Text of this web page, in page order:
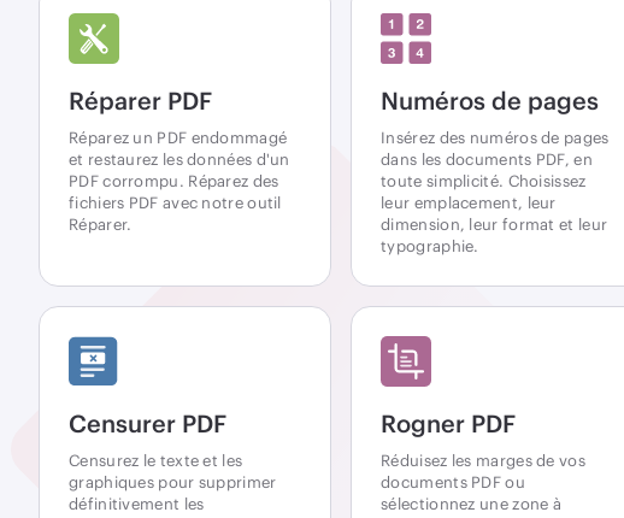
Réparer PDF
Réparez un PDF endommagé
et restaurez les données d'un
PDF corrompu. Réparez des
fichiers PDF avec notre outil
Réparer.
Numéros de pages
Insérez des numéros de pages
dans les documents PDF, en
toute simplicité. Choisissez
leur emplacement, leur
dimension, leur format et leur
typographie.
Censurer PDF
Censurez le texte et les
graphiques pour supprimer
définitivement les
Rogner PDF
Réduisez les marges de vos
documents PDF ou
sélectionnez une zone à